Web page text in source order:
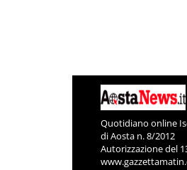
Quotidiano online
di Aosta n. 8/2012
Autorizzazione del